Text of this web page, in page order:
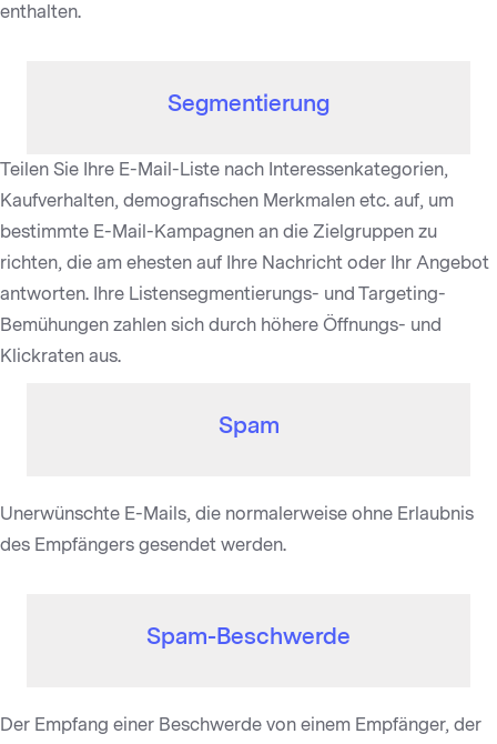
enthalten.
Segmentierung
Teilen Sie Ihre E-Mail-Liste nach Interessenkategorien,
Kaufverhalten, demografischen Merkmalen etc. auf, um
bestimmte E-Mail-Kampagnen an die Zielgruppen zu
richten, die am ehesten auf Ihre Nachricht oder Ihr Angebot
antworten. Ihre Listensegmentierungs- und Targeting-
Bemühungen zahlen sich durch höhere Öffnungs- und
Klickraten aus.
Spam
Unerwünschte E-Mails, die normalerweise ohne Erlaubnis
des Empfängers gesendet werden.
Spam-Beschwerde
Der Empfang einer Beschwerde von einem Empfänger, der